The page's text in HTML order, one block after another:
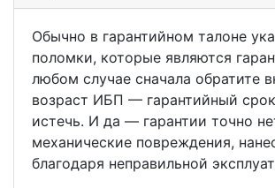
Обычно в гарантийном талоне
поломки, которые являются
любом случае сначала обратите
возраст ИБП — гарантийный
истечь. И да — гарантии точно
механические повреждения,
благодаря неправильной